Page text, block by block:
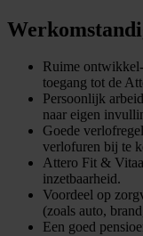
Ruime
toegang tot de
Persoonlijk
naar eigen
Goede
verlofuren bij te
Attero Fit &
inzetbaarheid.
Voordeel op
(zoals auto,
Een goed